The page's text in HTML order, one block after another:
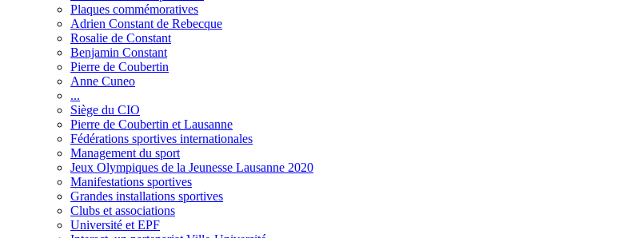
Plaques commémoratives
Adrien Constant de Rebecque
Rosalie de Constant
Benjamin Constant
Pierre de Coubertin
Anne Cuneo
...
Siège du CIO
Pierre de Coubertin et Lausanne
Fédérations sportives internationales
Management du sport
Jeux Olympiques de la Jeunesse Lausanne 2020
Manifestations sportives
Grandes installations sportives
Clubs et associations
Université et EPF